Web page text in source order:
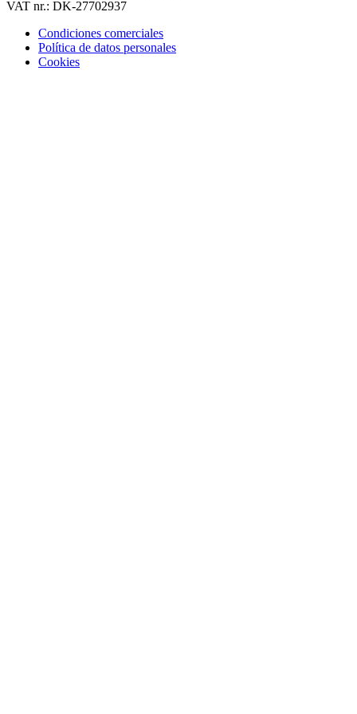
VAT nr.: DK-27702937
Condiciones comerciales
Política de datos personales
Cookies